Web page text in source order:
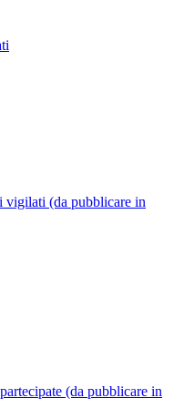
vigilati (da pubblicare in
(da pubblicare in